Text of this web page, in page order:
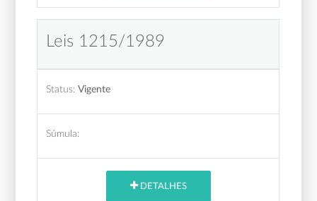
Leis 1215/1989
Status: Vigente
Súmula:
DETALHES